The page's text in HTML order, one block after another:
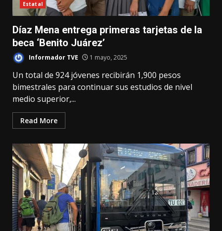
Estatal
Díaz Mena entrega primeras tarjetas de la
beca ‘Benito Juárez’
Informador TVE 1 mayo, 2025
Un total de 924 jóvenes recibirán 1,900 pesos
bimestrales para continuar sus estudios de nivel
medio superior,...
Read More